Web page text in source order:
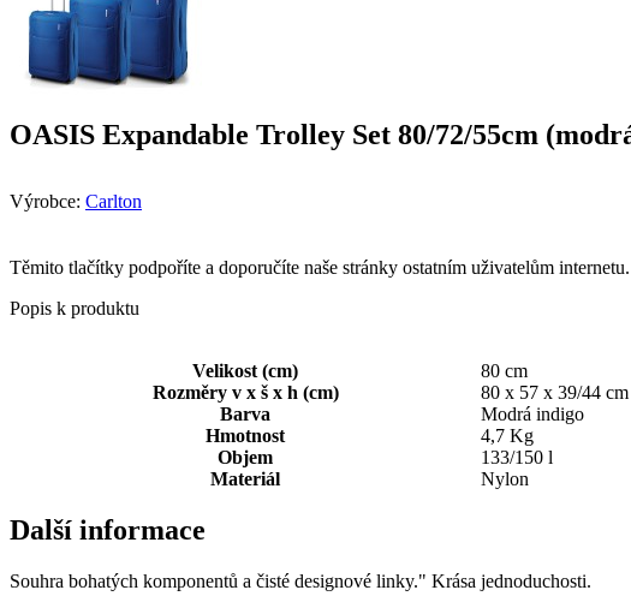
OASIS Expandable Trolley Set 80/72/55cm
Výrobce: Carlton
Těmito tlačítky podpoříte a doporučíte naše stránky ostatním uživatelům
Popis k produktu
Velikost (cm)
80 cm
Rozměry v x š x h (cm)
80 x 57 x 39/44 cm
Barva
Modrá indigo
Hmotnost
4,7 Kg
Objem
133/150 l
Materiál
Nylon
Další informace
Souhra bohatých komponentů a čisté designové linky." Krása jednoduchosti.